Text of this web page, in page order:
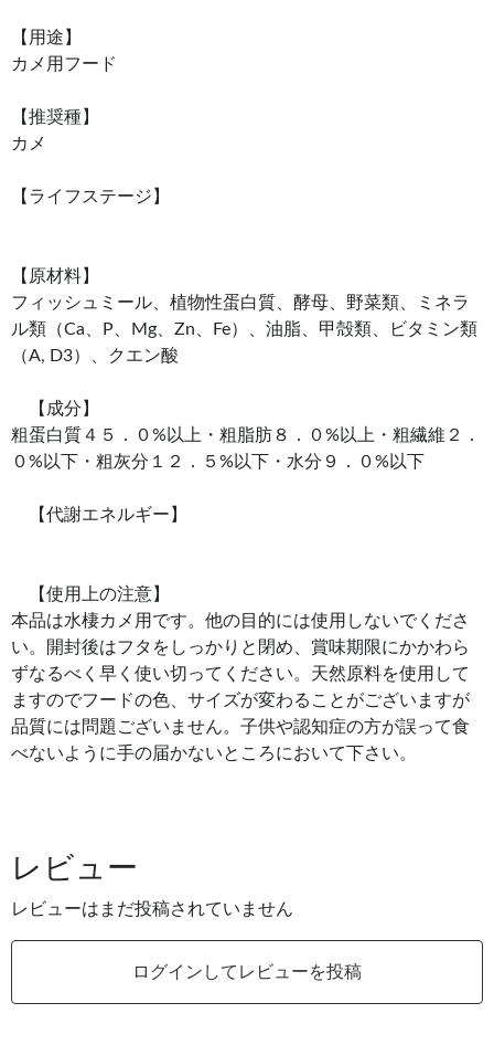
【用途】
カメ用フード
【推奨種】
カメ
【ライフステージ】
【原材料】
フィッシュミール、植物性蛋白質、酵母、野菜類、ミネラ
ル類（Ca、P、Mg、Zn、Fe）、油脂、甲殻類、ビタミン類
（A, D3）、クエン酸
【成分】
粗蛋白質４５．０%以上・粗脂肪８．０%以上・粗繊維２．
０%以下・粗灰分１２．５%以下・水分９．０%以下
【代謝エネルギー】
【使用上の注意】
本品は水棲カメ用です。他の目的には使用しないでくださ
い。開封後はフタをしっかりと閉め、賞味期限にかかわら
ずなるべく早く使い切ってください。天然原料を使用して
ますのでフードの色、サイズが変わることがございますが
品質には問題ございません。子供や認知症の方が誤って食
べないように手の届かないところにおいて下さい。
レビュー
レビューはまだ投稿されていません
ログインしてレビューを投稿